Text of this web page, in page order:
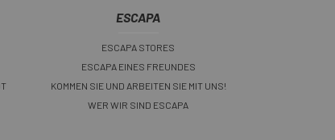
ESCAPA
ESCAPA STORES
ESCAPA EINES FREUNDES
KOMMEN SIE UND ARBEITEN SIE MIT UNS!
WER WIR SIND ESCAPA